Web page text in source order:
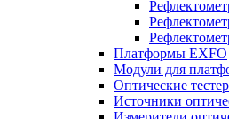
Платформы EXFO
Модули для
Оптические
Источники